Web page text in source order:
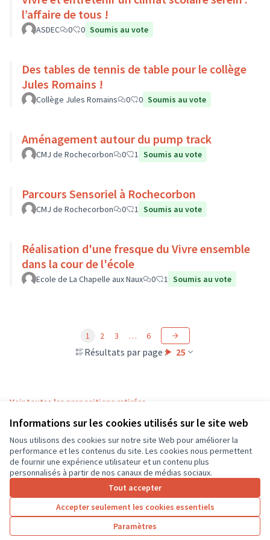
Informations sur les cookies utilisés sur le site web
Nous utilisons des cookies sur notre site Web pour améliorer la
performance et les contenus du site. Les cookies nous permettent
de fournir une expérience utilisateur et un contenu plus
personnalisés à partir de nos canaux de médias sociaux.
Tout accepter
Accepter seulement les cookies essentiels
Paramètres
l’affaire de tous !
ASDEC 0 0 Soumis au vote
Des tables de tennis de table pour le collège
Jules Romains !
Collège Jules Romains 0 0 Soumis au vote
Aménagement autour du pump track
CMJ de Rochecorbon 0 1 Soumis au vote
Parcours Sensoriel à Rochecorbon
CMJ de Rochecorbon 0 1 Soumis au vote
Réalisation d'une fresque du Vivre ensemble
dans la cour de l'école
Ecole de La Chapelle aux Naux 0 1 Soumis au vote
Résultats par page : 25
1 2 3 … 6
Voir toutes les propositions retirées
Conditions d'utilisation
Paramètres des cookies
CD37 sur X
(Lien externe)
CD37 sur Facebook
CD37 sur Instagram
CD37 sur YouTube
(Lien externe)
Site réalisé grâce aulogiciel libre Decidim .
Licence
(Lien